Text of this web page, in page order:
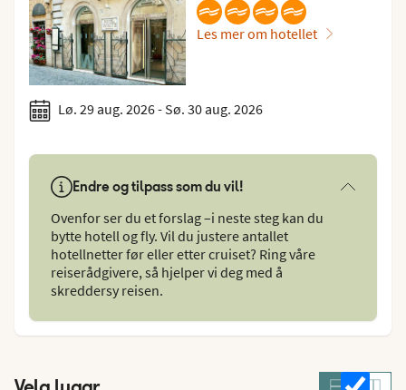
Les mer om hotellet
Lø. 29 aug. 2026 - Sø. 30 aug. 2026
Endre og tilpass som du vil!
Ovenfor ser du et forslag –i neste steg kan du
bytte hotell og fly. Vil du justere antallet
hotellnetter før eller etter cruiset? Ring våre
reiserådgivere, så hjelper vi deg med å
skreddersy reisen.